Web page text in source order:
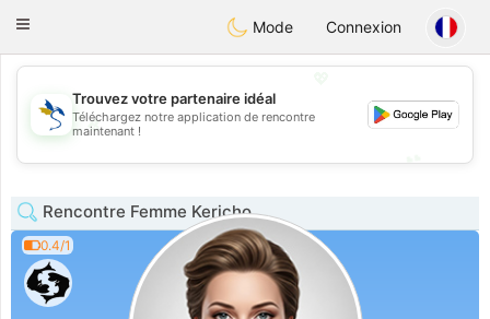
SvenskaDating
Toggle
Mode Connexion
💖
💕
Trouvez votre partenaire idéal
Téléchargez notre application de rencontre
maintenant !
Rencontre Femme Kericho
0.4/1